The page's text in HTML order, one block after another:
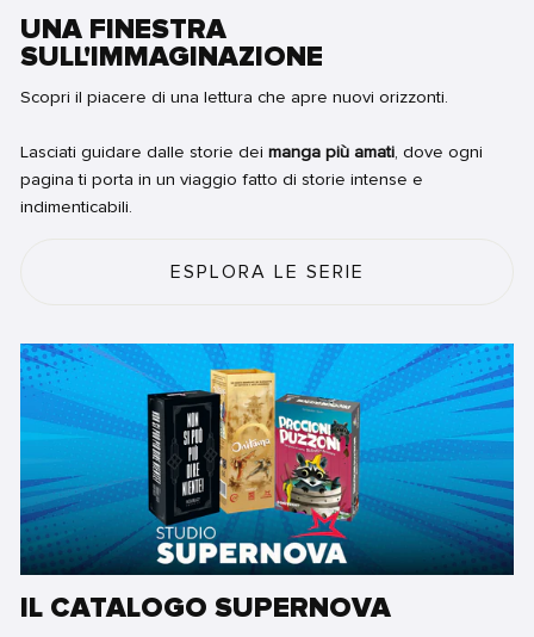
UNA FINESTRA
SULL'IMMAGINAZIONE
Scopri il piacere di una lettura che apre nuovi orizzonti.
Lasciati guidare dalle storie dei manga più amati , dove ogni
pagina ti porta in un viaggio fatto di storie intense e
indimenticabili.
ESPLORA LE SERIE
IL CATALOGO SUPERNOVA